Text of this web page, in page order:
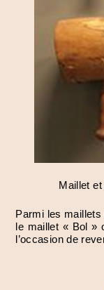
Maillet
Parmi les
le maillet « Bol »
l’occasion de